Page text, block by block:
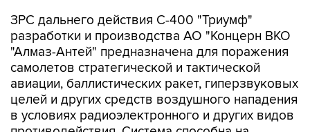
ЗРС дальнего действия С-400 "Триумф"
разработки и производства АО "Концерн ВКО
"Алмаз-Антей" предназначена для поражения
самолетов стратегической и тактической
авиации, баллистических ракет, гиперзвуковых
целей и других средств воздушного нападения
в условиях радиоэлектронного и других видов